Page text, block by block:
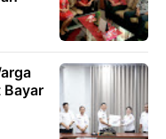
Bayar